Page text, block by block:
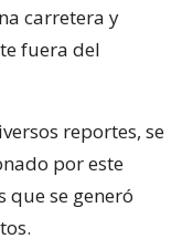
carretera y
fuera del
reportes, se
por este
que se generó